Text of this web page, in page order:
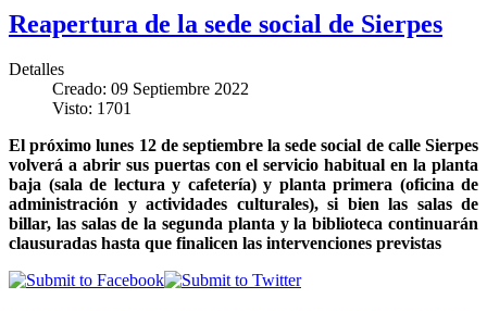
Reapertura de la sede social de Sierpes
Detalles
Creado: 09 Septiembre 2022
Visto: 1701
El próximo lunes 12 de septiembre la sede social de calle Sierpes
volverá a abrir sus puertas con el servicio habitual en la planta
baja (sala de lectura y cafetería) y planta primera (oficina de
administración y actividades culturales), si bien las salas de
billar, las salas de la segunda planta y la biblioteca continuarán
clausuradas hasta que finalicen las intervenciones previstas